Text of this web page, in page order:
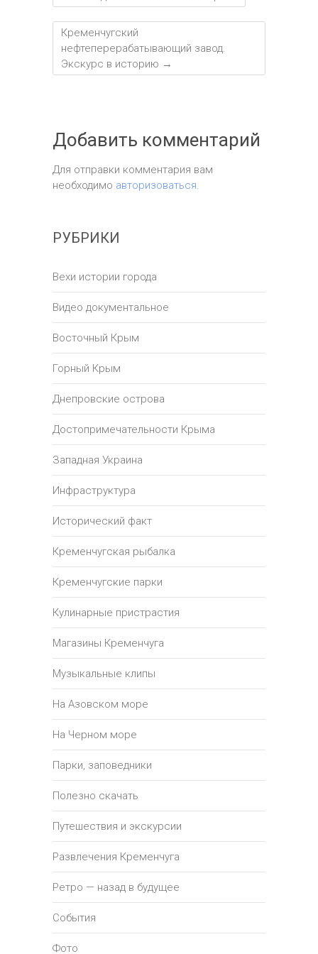
Кременчугский
нефтеперерабатывающий завод.
Экскурс в историю →
Добавить комментарий
Для отправки комментария вам
необходимо авторизоваться.
РУБРИКИ
Вехи истории города
Видео документальное
Восточный Крым
Горный Крым
Днепровские острова
Достопримечательности Крыма
Западная Украина
Инфраструктура
Исторический факт
Кременчугская рыбалка
Кременчугские парки
Кулинарные пристрастия
Магазины Кременчуга
Музыкальные клипы
На Азовском море
На Черном море
Парки, заповедники
Полезно скачать
Путешествия и экскурсии
Развлечения Кременчуга
Ретро — назад в будущее
События
Фото